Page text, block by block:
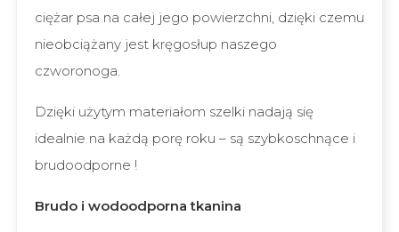
ciężar psa na całej jego powierzchni, dzięki czemu
nieobciążany jest kręgosłup naszego
czworonoga.
Dzięki użytym materiałom szelki nadają się
idealnie na każdą porę roku – są szybkoschnące i
brudoodporne !
Brudo i wodoodporna tkanina